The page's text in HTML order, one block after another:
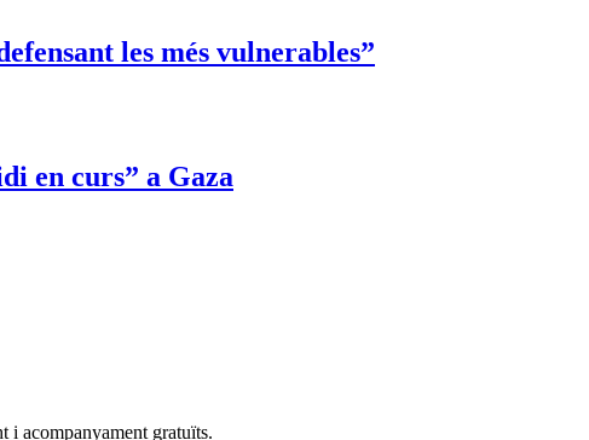
les més vulnerables”
en curs” a Gaza
i acompanyament gratuïts.